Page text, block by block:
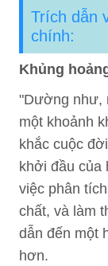
Trích dẫn
chính:
Khủng
"Dường như,
một khoảnh
khắc cuộc
khởi đầu của
việc phân
chất, và làm
dẫn đến một
hơn.